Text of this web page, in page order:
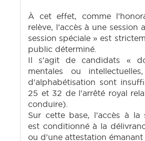
À cet effet, comme
relève, l’accès à une session
session spéciale » est
public déterminé.
Il s’agit de candidats «
mentales ou
d'alphabétisation sont
25 et 32 de l’arrêté royal
conduire).
Sur cette base, l’accès à la
est conditionné à la
ou d'une attestation émanant